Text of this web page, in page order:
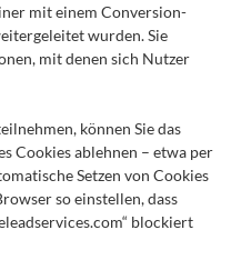
mit einem Conversion-
wurden. Sie
mit denen sich Nutzer
können Sie das
Cookies ablehnen – etwa per
Setzen von Cookies
so einstellen, dass
blockiert